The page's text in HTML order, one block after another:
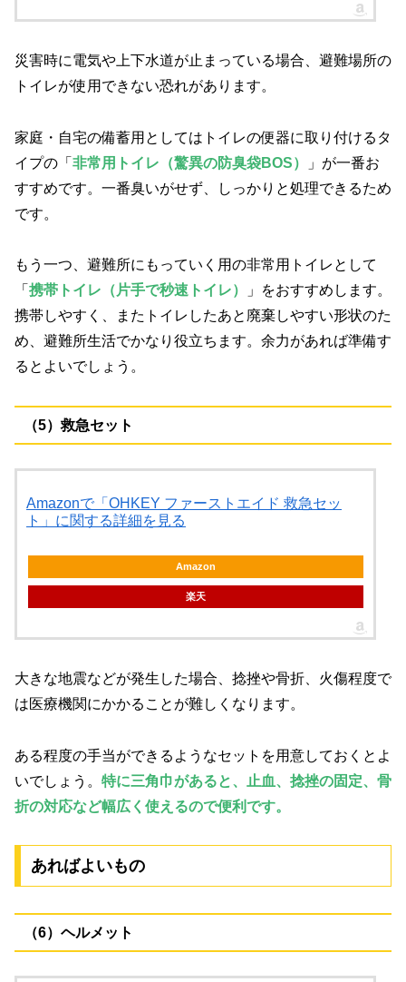
災害時に電気や上下水道が止まっている場合、避難場所の
トイレが使用できない恐れがあります。
家庭・自宅の備蓄用としてはトイレの便器に取り付けるタ
イプの「 非常用トイレ（驚異の防臭袋BOS）
」が一番お
すすめです。一番臭いがせず、しっかりと処理できるため
です。
もう一つ、避難所にもっていく用の非常用トイレとして
「 携帯トイレ（片手で秒速トイレ）
」をおすすめします。
携帯しやすく、またトイレしたあと廃棄しやすい形状のた
め、避難所生活でかなり役立ちます。余力があれば準備す
るとよいでしょう。
（5）救急セット
Amazonで「OHKEY ファーストエイド 救急セッ
ト」に関する詳細を見る
Amazon
楽天
大きな地震などが発生した場合、捻挫や骨折、火傷程度で
は医療機関にかかることが難しくなります。
ある程度の手当ができるようなセットを用意しておくとよ
いでしょう。 特に三角巾があると、止血、捻挫の固定、骨
折の対応など幅広く使えるので便利です。
あればよいもの
（6）ヘルメット